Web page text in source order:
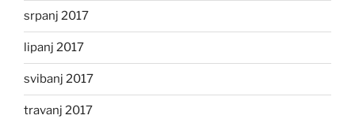
srpanj 2017
lipanj 2017
svibanj 2017
travanj 2017